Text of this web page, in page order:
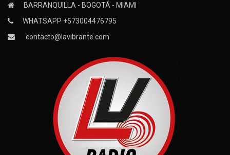
BARRANQUILLA - BOGOTÁ - MIAMI
WHATSAPP +573004476795
contacto@lavibrante.com